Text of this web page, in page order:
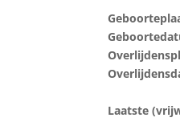
Laatste